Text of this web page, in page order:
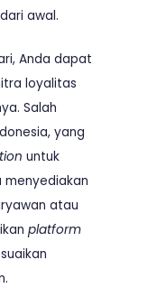
awal.
Anda dapat
loyalitas
Salah
yang
untuk
menyediakan
atau
platform